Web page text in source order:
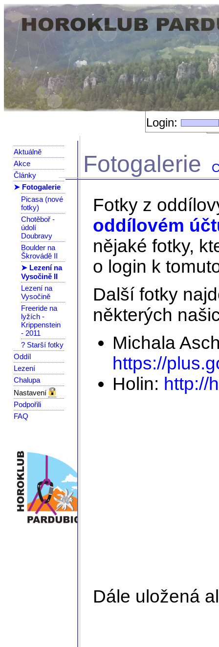
Login:
Aktuálně
Akce
Články
➤ Fotogalerie
Picasa (nové
fotky)
Chotěboř -
údolí
Doubravy
Boulder na
Škrovádě II
➤ Lezení na
Vysočině II
Lezení na
Vysočině
Freeride na
lyžích -
Krippenstein
- 2011
? Starší fotky
Oddíl
Lezení
Chalupa
Nastavení
Podpořili
FAQ
Fotogalerie
Fotky z
oddílovém
nějaké fotky,
o login k
Další fotky
některých
Michala
https://
Holin: http://
Dále uložená